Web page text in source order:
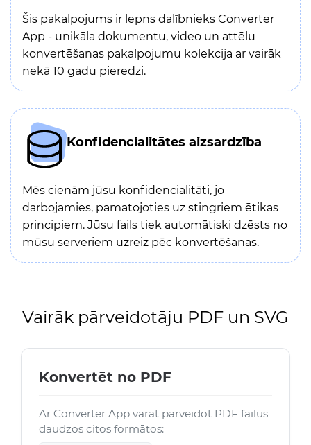
Šis pakalpojums ir lepns dalībnieks Converter
App - unikāla dokumentu, video un attēlu
konvertēšanas pakalpojumu kolekcija ar vairāk
nekā 10 gadu pieredzi.
Konfidencialitātes aizsardzība
Mēs cienām jūsu konfidencialitāti, jo
darbojamies, pamatojoties uz stingriem ētikas
principiem. Jūsu fails tiek automātiski dzēsts no
mūsu serveriem uzreiz pēc konvertēšanas.
Vairāk pārveidotāju PDF un SVG
Konvertēt no PDF
Ar Converter App varat pārveidot PDF failus
daudzos citos formātos: